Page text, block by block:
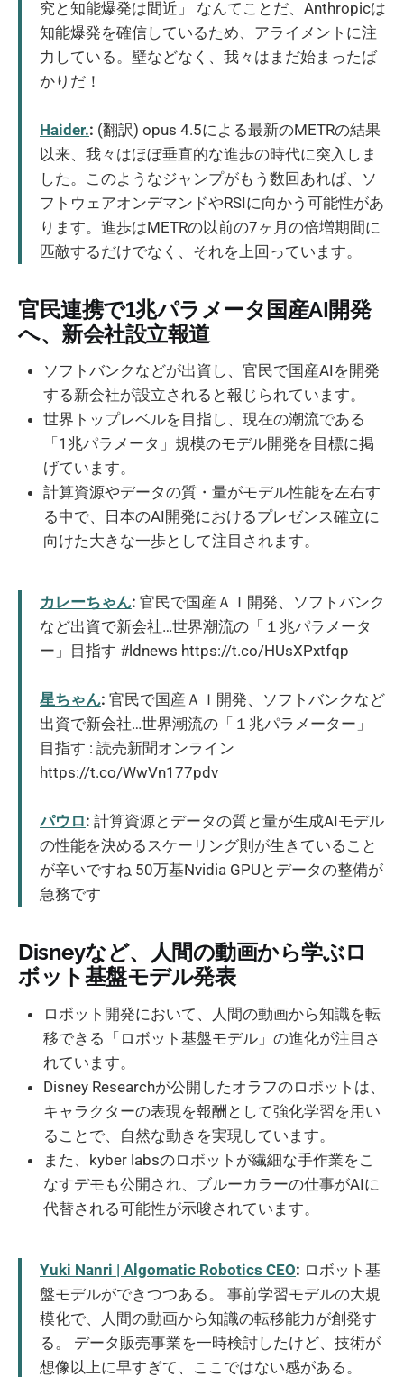
究と知能爆発は間近」 なんてことだ、Anthropicは
知能爆発を確信しているため、アライメントに注
力している。壁などなく、我々はまだ始まったば
かりだ！
Haider.: (翻訳) opus 4.5による最新のMETRの結果
以来、我々はほぼ垂直的な進歩の時代に突入しま
した。このようなジャンプがもう数回あれば、ソ
フトウェアオンデマンドやRSIに向かう可能性があ
ります。進歩はMETRの以前の7ヶ月の倍増期間に
匹敵するだけでなく、それを上回っています。
官民連携で1兆パラメータ国産AI開発
へ、新会社設立報道
ソフトバンクなどが出資し、官民で国産AIを開発
する新会社が設立されると報じられています。
世界トップレベルを目指し、現在の潮流である
「1兆パラメータ」規模のモデル開発を目標に掲
げています。
計算資源やデータの質・量がモデル性能を左右す
る中で、日本のAI開発におけるプレゼンス確立に
向けた大きな一歩として注目されます。
カレーちゃん: 官民で国産ＡＩ開発、ソフトバンク
など出資で新会社…世界潮流の「１兆パラメータ
ー」目指す #ldnews https://t.co/HUsXPxtfqp
星ちゃん: 官民で国産ＡＩ開発、ソフトバンクなど
出資で新会社…世界潮流の「１兆パラメーター」
目指す : 読売新聞オンライン
https://t.co/WwVn177pdv
パウロ: 計算資源とデータの質と量が生成AIモデル
の性能を決めるスケーリング則が生きていること
が辛いですね 50万基Nvidia GPUとデータの整備が
急務です
Disneyなど、人間の動画から学ぶロ
ボット基盤モデル発表
ロボット開発において、人間の動画から知識を転
移できる「ロボット基盤モデル」の進化が注目さ
れています。
Disney Researchが公開したオラフのロボットは、
キャラクターの表現を報酬として強化学習を用い
ることで、自然な動きを実現しています。
また、kyber labsのロボットが繊細な手作業をこ
なすデモも公開され、ブルーカラーの仕事がAIに
代替される可能性が示唆されています。
Yuki Nanri | Algomatic Robotics CEO: ロボット基
盤モデルができつつある。 事前学習モデルの大規
模化で、人間の動画から知識の転移能力が創発す
る。 データ販売事業を一時検討したけど、技術が
想像以上に早すぎて、ここではない感がある。